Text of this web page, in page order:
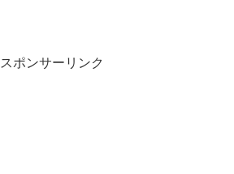
スポンサーリンク